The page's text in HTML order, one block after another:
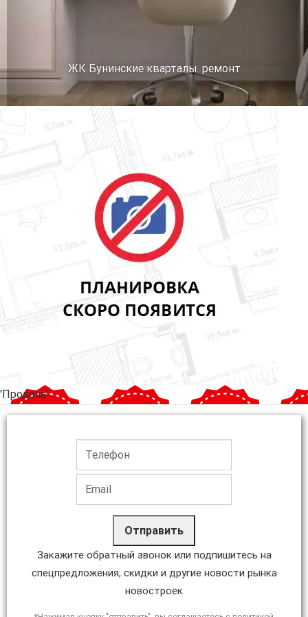
ЖК Бунинские кварталы. ремонт
'Продана'
Отправить
Закажите обратный звонок или подпишитесь на
спецпредложения, скидки и другие новости рынка
новостроек